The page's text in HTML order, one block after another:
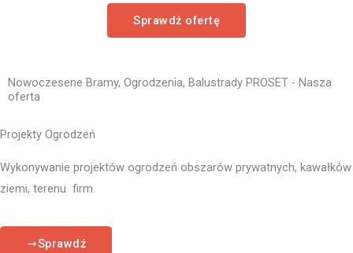
Sprawdź ofertę
Nowoczesene Bramy, Ogrodzenia, Balustrady PROSET - Nasza
oferta
Projekty Ogrodzeń
Wykonywanie projektów ogrodzeń obszarów prywatnych, kawałków
ziemi, terenu firm.
Sprawdź